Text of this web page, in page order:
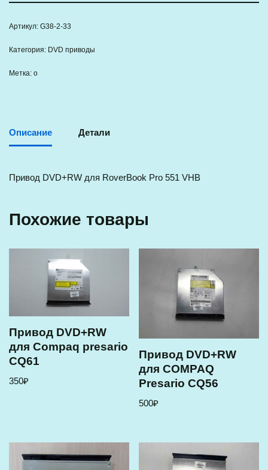
Артикул: G38-2-33
Категория: DVD приводы
Метка: о
Описание Детали
Привод DVD+RW для RoverBook Pro 551 VHB
Похожие товары
Привод DVD+RW
для Compaq presario
CQ61
350₽
Привод DVD+RW
для COMPAQ
Presario CQ56
500₽